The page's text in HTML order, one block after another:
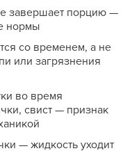
завершает порцию —
нормы
со временем, а не
или загрязнения
во время
свист — признак
— жидкость уходит